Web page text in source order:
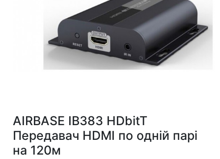
AIRBASE IB383 HDbitT
Передавач HDMI по одній парі
на 120м